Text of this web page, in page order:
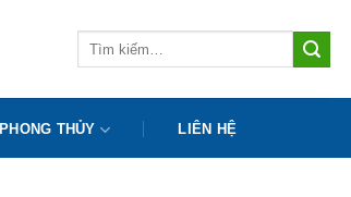
PHONG THỦY LIÊN HỆ